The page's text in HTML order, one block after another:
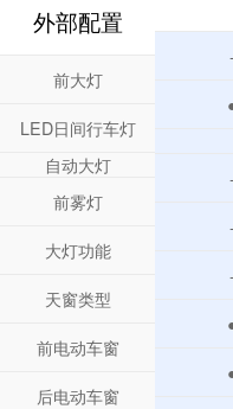
外部配置
前大灯
LED日间行车灯
自动大灯
前雾灯
大灯功能
天窗类型
前电动车窗
后电动车窗
-
-
-
-